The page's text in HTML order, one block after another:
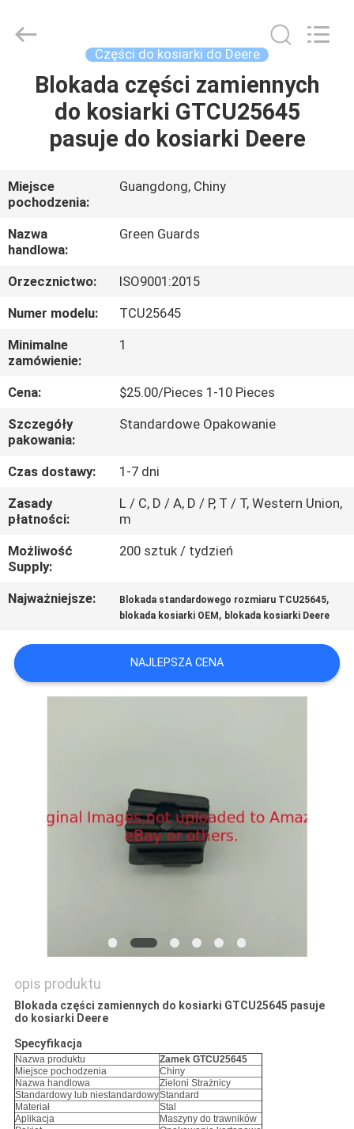
DOM
PRODUKTY
O
NAS
WYCIECZKA
PO
FABRYCE
KONTROLA
JAKOŚCI
SKONTAKTUJ
SIĘ
Z
NAMI
AKTUALNOŚCI
WYCENĘ
POLICY
Trading
Części do kosiarki do Deere
Blokada części zamiennych
do kosiarki GTCU25645
pasuje do kosiarki Deere
Miejsce
pochodzenia:
Guangdong, Chiny
Nazwa
handlowa:
Green Guards
Orzecznictwo:
ISO9001:2015
Numer modelu:
TCU25645
Minimalne
zamówienie:
1
Cena:
$25.00/Pieces 1-10 Pieces
Szczegóły
pakowania:
Standardowe Opakowanie
Czas dostawy:
1-7 dni
Zasady
płatności:
L / C, D / A, D / P, T / T, Western Union,
m
Możliwość
Supply:
200 sztuk / tydzień
Najważniejsze: Blokada standardowego rozmiaru TCU25645,
blokada kosiarki OEM , blokada kosiarki Deere
NAJLEPSZA CENA
opis produktu
Blokada części zamiennych do kosiarki GTCU25645 pasuje
do kosiarki Deere
Specyfikacja
Nazwa produktu
Zamek GTCU25645
Miejsce pochodzenia
Chiny
Nazwa handlowa
Zieloni Strażnicy
Standardowy lub niestandardowyStandard
Materiał
Stal
Aplikacja
Maszyny do trawników